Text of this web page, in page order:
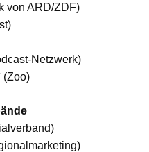
von ARD/ZDF)
Netzwerk)
(Zoo)